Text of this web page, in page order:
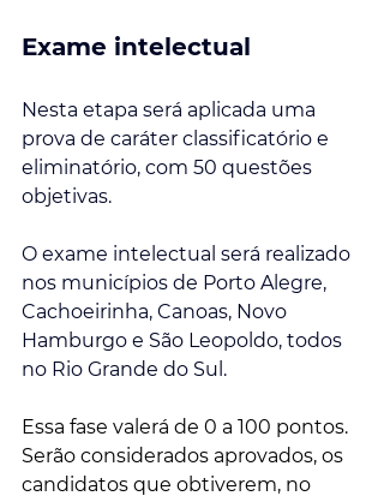
Exame intelectual
Nesta etapa será aplicada uma
prova de caráter classificatório e
eliminatório, com 50 questões
objetivas.
O exame intelectual será realizado
nos municípios de Porto Alegre,
Cachoeirinha, Canoas, Novo
Hamburgo e São Leopoldo, todos
no Rio Grande do Sul.
Essa fase valerá de 0 a 100 pontos.
Serão considerados aprovados, os
candidatos que obtiverem, no